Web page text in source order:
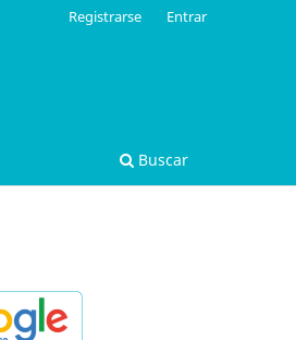
Buscar
Registrarse Entrar